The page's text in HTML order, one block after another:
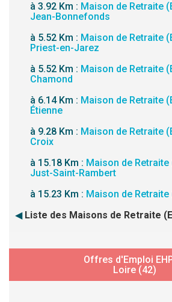
à 3.92 Km : Maison de Retraite
Jean-Bonnefonds
à 5.52 Km : Maison de Retraite
Priest-en-Jarez
à 5.52 Km : Maison de Retraite
Chamond
à 6.14 Km : Maison de Retraite
Étienne
à 9.28 Km : Maison de Retraite
Croix
à 15.18 Km : Maison de Retraite
Just-Saint-Rambert
à 15.23 Km : Maison de Retraite
◀ Liste des Maisons de Retraite
Offres d'Emploi
Loire (42)